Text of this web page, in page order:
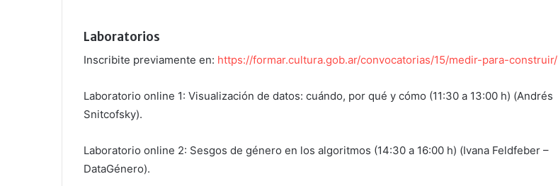
Laboratorios
Inscribite previamente en: https://formar.cultura.gob.ar/convocatorias/15/medir-para-construir/
Laboratorio online 1: Visualización de datos: cuándo, por qué y cómo (11:30 a 13:00 h) (Andrés
Snitcofsky).
Laboratorio online 2: Sesgos de género en los algoritmos (14:30 a 16:00 h) (Ivana Feldfeber –
DataGénero).